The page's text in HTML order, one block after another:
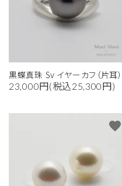
黒蝶真珠 Sv イヤーカフ（片耳）
23,000円(税込25,300円)
favorite